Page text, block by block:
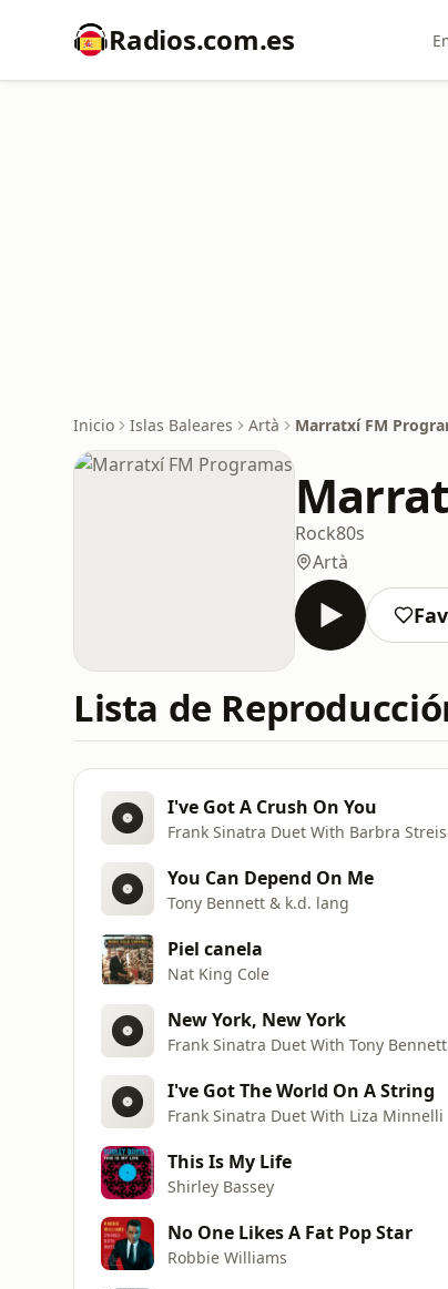
Radios.com.es
Inicio Islas Baleares Artà Marratxí FM
Rock80s
Artà
Lista de
I've Got A Crush On You
Frank Sinatra Duet With Barbra
You Can Depend On Me
Tony Bennett & k.d. lang
Piel canela
Nat King Cole
New York, New York
Frank Sinatra Duet With Tony Bennett
I've Got The World On A String
Frank Sinatra Duet With Liza Minnelli
This Is My Life
Shirley Bassey
No One Likes A Fat Pop Star
Robbie Williams